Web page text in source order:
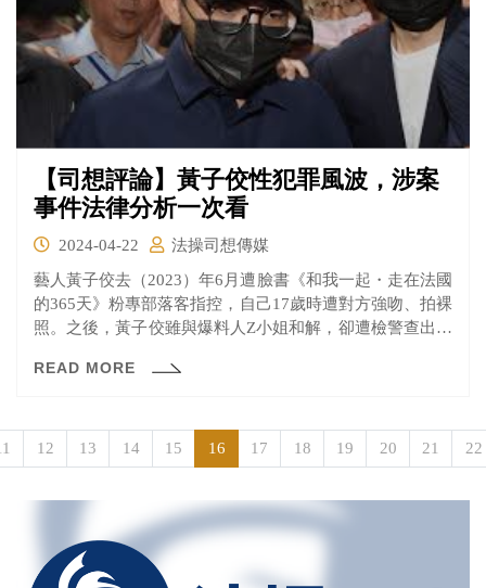
【司想評論】黃子佼性犯罪風波，涉案
事件法律分析一次看
2024-04-22
法操司想傳媒
藝人黃子佼去（2023）年6月遭臉書《和我一起・走在法國
的365天》粉專部落客指控，自己17歲時遭對方強吻、拍裸
照。之後，黃子佼雖與爆料人Z小姐和解，卻遭檢警查出，
裸露內容。持片事件曝光後，黃子佼再度受各界撻伐，最
READ MORE
12 13 14 15 16 17 18 19 20 21 22